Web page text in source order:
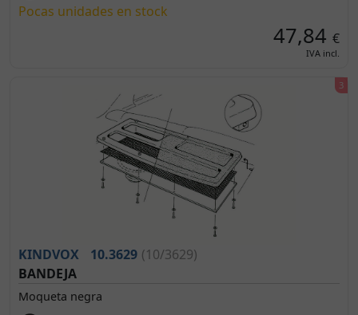
Pocas unidades en stock
47,84 €
IVA incl.
KINDVOX 10.3629 (10/3629)
BANDEJA
Moqueta negra